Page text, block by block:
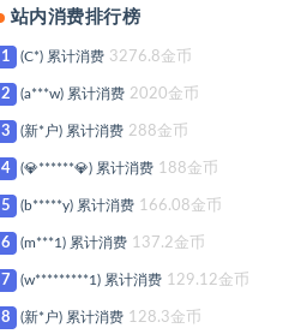
站内消费排行榜
1 (C*) 累计消费 3276.8金币
2 (a***w) 累计消费 2020金币
3 (新*户) 累计消费 288金币
4 (💎******💎) 累计消费 188金币
5 (b*****y) 累计消费 166.08金币
6 (m***1) 累计消费 137.2金币
7 (w*********1) 累计消费 129.12金币
8 (新*户) 累计消费 128.3金币